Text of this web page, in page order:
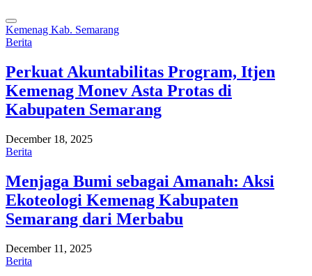
Kemenag Kab. Semarang
Berita
Perkuat Akuntabilitas Program, Itjen
Kemenag Monev Asta Protas di
Kabupaten Semarang
December 18, 2025
Berita
Menjaga Bumi sebagai Amanah: Aksi
Ekoteologi Kemenag Kabupaten
Semarang dari Merbabu
December 11, 2025
Berita